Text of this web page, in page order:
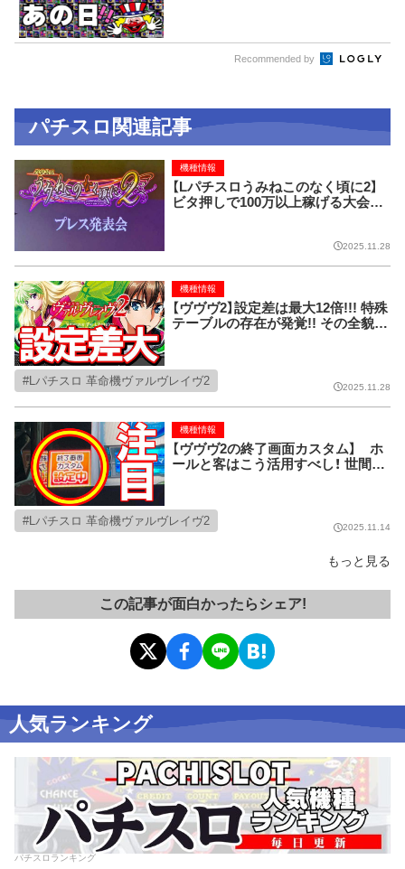
Recommended by
パチスロ関連記事
【Lパチスロうみねこのなく頃に2】
ビタ押しで100万以上稼げる大会が
機種情報
2025.11.28
【ヴヴヴ2】設定差は最大12倍!!! 特殊
テーブルの存在が発覚!! その全貌を
機種情報
Lパチスロ 革命機ヴァルヴレイヴ2 2025.11.28
【ヴヴヴ2の終了画面カスタム】 ホ
ールと客はこう活用すべし！ 世間の
機種情報
Lパチスロ 革命機ヴァルヴレイヴ2 2025.11.14
もっと見る
この記事が面白かったらシェア!
人気ランキング
パチスロランキング